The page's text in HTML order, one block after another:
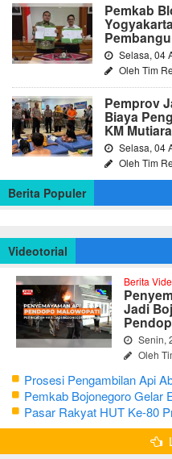
Pemkab
Selasa, 04
Oleh Tim
Pemprov
Biaya
KM
Selasa, 04
Oleh Tim
Berita Populer
Videotorial
Berita
Jadi
Senin,
Oleh
Prosesi Pengambilan Api
Bojonegoro Ke-348
Pemkab Bojonegoro Gelar
Seni Reog dan Jaranan
Pasar Rakyat HUT Ke-80